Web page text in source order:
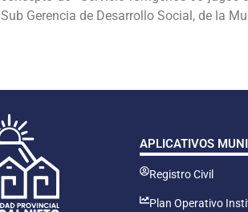
Sub Gerencia de Desarrollo Social, de la
APLICATIVOS
Registro Civil
Plan Operativo